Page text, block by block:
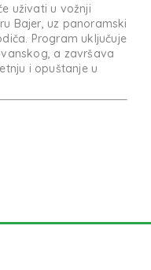
uživati u vožnji
Bajer, uz panoramski
Program uključuje
a završava
i opuštanje u